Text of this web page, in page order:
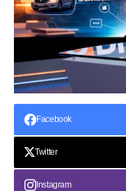
Facebook
Twitter
Instagram